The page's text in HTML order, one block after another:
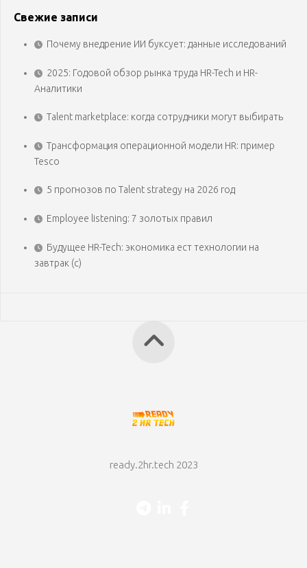
Свежие записи
Почему внедрение ИИ буксует: данные исследований
2025: Годовой обзор рынка труда HR-Tech и HR-
Аналитики
Talent marketplace: когда сотрудники могут выбирать
Трансформация операционной модели HR: пример
Tesco
5 прогнозов по Talent strategy на 2026 год
Employee listening: 7 золотых правил
Будущее HR-Tech: экономика ест технологии на
завтрак (с)
ready.2hr.tech 2023